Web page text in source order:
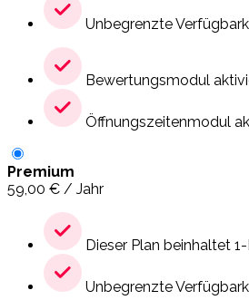
Unbegrenzte
Bewertungsmodul
Öffnungszeitenmodul
Premium
59,00 € / Jahr
Dieser Plan beinhaltet
Unbegrenzte